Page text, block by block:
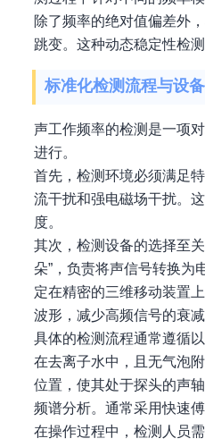
除了频率的绝对值偏差外
跳变。这种动态稳定性检
标准化检测流程与设
声工作频率的检测是一项
进行。
首先，检测环境必须满足
流干扰和强电磁场干扰。
度。
其次，检测设备的选择至
朵”，负责将声信号转换为
定在精密的三维移动装置
波形，减少高频信号的衰减
具体的检测流程通常遵循
在去离子水中，且无气泡
位置，使其处于探头的声
频谱分析。通常采用快速
在操作过程中，检测人员